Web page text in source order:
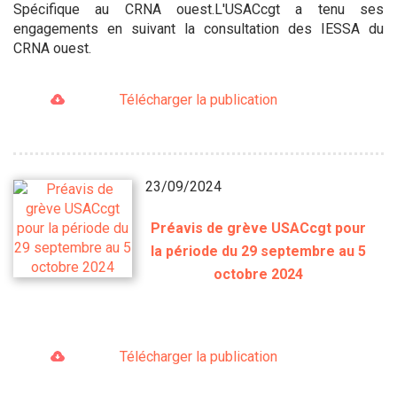
Spécifique au CRNA ouest.L'USACcgt a tenu ses
engagements en suivant la consultation des IESSA du
CRNA ouest.
Télécharger la publication
23/09/2024
Préavis de grève USACcgt pour
la période du 29 septembre au 5
octobre 2024
Télécharger la publication